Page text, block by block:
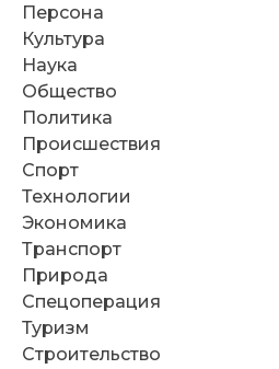
Персона
Культура
Наука
Общество
Политика
Происшествия
Спорт
Технологии
Экономика
Транспорт
Природа
Спецоперация
Туризм
Строительство